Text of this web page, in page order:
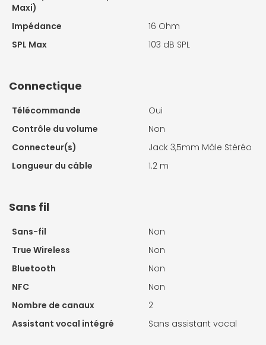
Maxi)
Impédance
16 Ohm
SPL Max
103 dB SPL
Connectique
Télécommande
Oui
Contrôle du volume
Non
Connecteur(s)
Jack 3,5mm Mâle Stéréo
Longueur du câble
1.2 m
Sans fil
Sans-fil
Non
True Wireless
Non
Bluetooth
Non
NFC
Non
Nombre de canaux
2
Assistant vocal intégré
Sans assistant vocal